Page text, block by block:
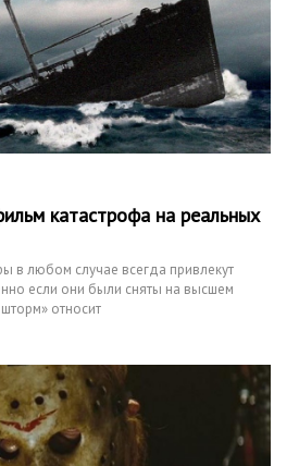
катастрофа на реальных
в любом случае всегда привлекут
если они были сняты на высшем
относит